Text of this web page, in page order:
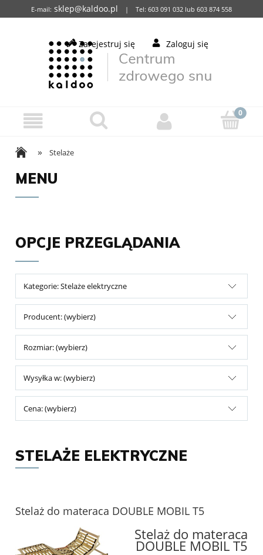
Zarejestruj się Zaloguj się
» Stelaże
MENU
OPCJE PRZEGLĄDANIA
Kategorie: Stelaże elektryczne
Producent: (wybierz)
Rozmiar: (wybierz)
Wysyłka w: (wybierz)
Cena: (wybierz)
STELAŻE ELEKTRYCZNE
Stelaż do materaca DOUBLE MOBIL T5
Stelaż do materaca
DOUBLE MOBIL T5
E-mail: sklep@kaldoo.pl | Tel: 603 091 032 lub 603 874 558